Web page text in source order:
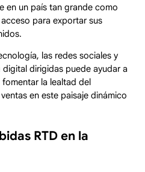
en un país tan grande como
para exportar sus
las redes sociales y
dirigidas puede ayudar a
la lealtad del
en este paisaje dinámico
RTD en la